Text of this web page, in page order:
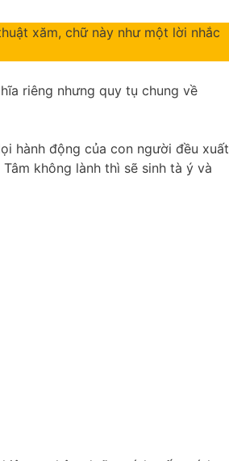
xăm, chữ này như một lời nhắc
riêng nhưng quy tụ chung về
hành động của con người đều xuất
không lành thì sẽ sinh tà ý và